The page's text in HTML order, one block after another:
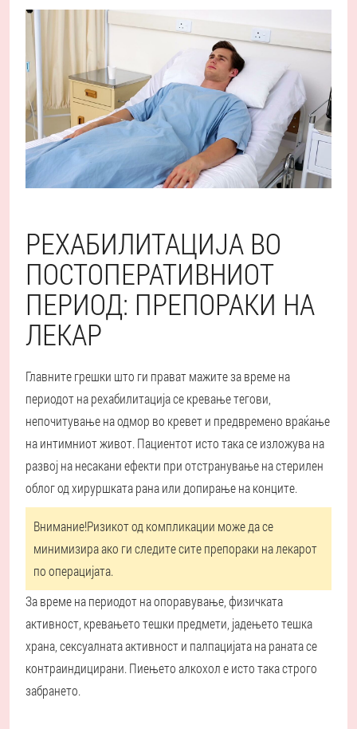
РЕХАБИЛИТАЦИЈА ВО
ПОСТОПЕРАТИВНИОТ
ПЕРИОД: ПРЕПОРАКИ НА
ЛЕКАР
Главните грешки што ги прават мажите за време на
периодот на рехабилитација се кревање тегови,
непочитување на одмор во кревет и предвремено враќање
на интимниот живот. Пациентот исто така се изложува на
развој на несакани ефекти при отстранување на стерилен
облог од хируршката рана или допирање на конците.
Внимание!Ризикот од компликации може да се
минимизира ако ги следите сите препораки на лекарот
по операцијата.
За време на периодот на опоравување, физичката
активност, кревањето тешки предмети, јадењето тешка
храна, сексуалната активност и палпацијата на раната се
контраиндицирани. Пиењето алкохол е исто така строго
забрането.